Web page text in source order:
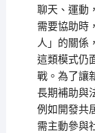
聊天、運動
需要協助時
人」的關係
這類模式仍
戰。為了讓
長期補助與
例如開發共
需主動參與